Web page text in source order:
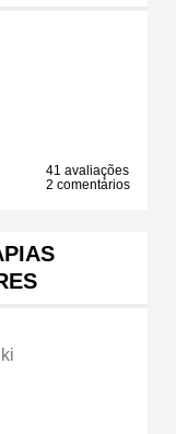
41 avaliações
2 comentários